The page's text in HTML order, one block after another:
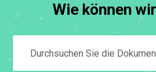
Wie können